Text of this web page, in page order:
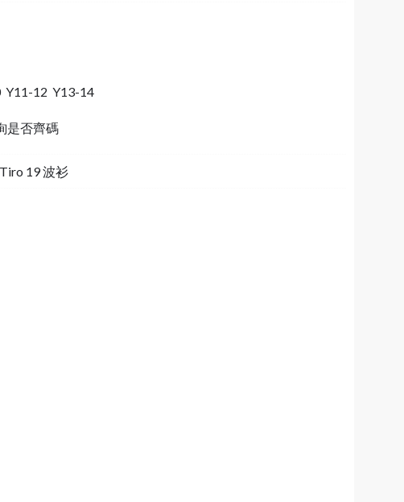
Y11-12 Y13-14
是否齊碼
Tiro 19 波衫